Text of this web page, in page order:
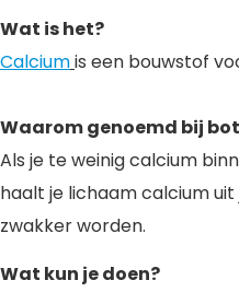
Wat is het?
Calciumis een bouwstof
Waarom genoemd bij
Als je te weinig calcium
haalt je lichaam calcium
zwakker worden.
Wat kun je doen?